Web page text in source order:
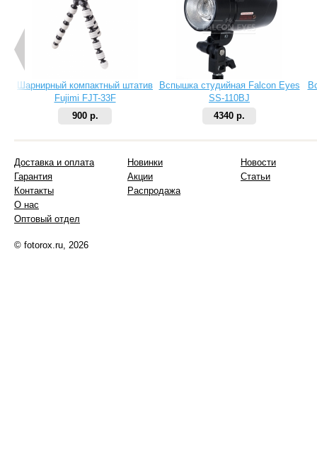
Шарнирный компактный штатив
Fujimi FJT-33F
900 р.
Вспышка студийная Falcon Eyes
SS-110BJ
4340 р.
Доставка и оплата
Гарантия
Контакты
О нас
Оптовый отдел
Новинки
Акции
Распродажа
Новости
Статьи
© fotorox.ru, 2026